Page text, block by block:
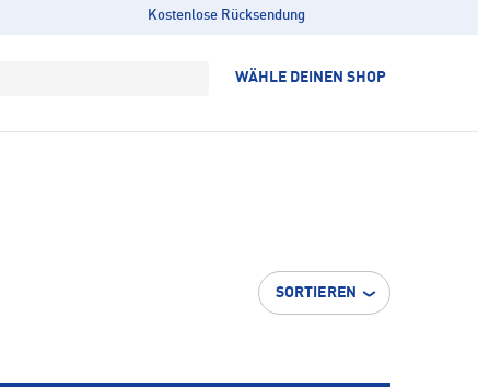
Kostenlose Rücksendung
WÄHLE DEINEN SHOP
SORTIEREN